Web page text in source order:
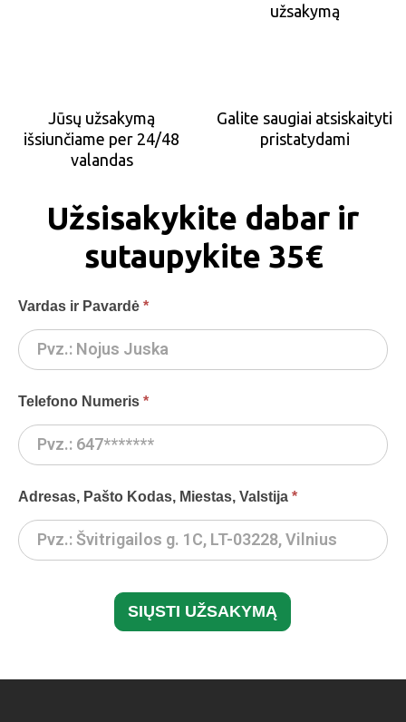
užsakymą
Jūsų užsakymą
išsiunčiame per 24/48
valandas
Galite saugiai atsiskaityti
pristatydami
Užsisakykite dabar ir
sutaupykite 35€
Antenna
GpmQMIA
| 02
Vardas ir Pavardė *
Telefono Numeris *
Adresas, Pašto Kodas, Miestas, Valstija *
SIŲSTI UŽSAKYMĄ